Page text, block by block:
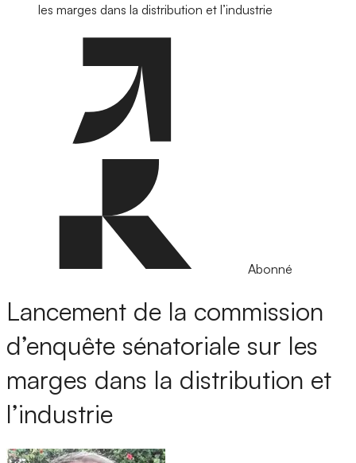
les marges dans la distribution et l’industrie
Abonné
Lancement de la commission
d’enquête sénatoriale sur les
marges dans la distribution et
l’industrie